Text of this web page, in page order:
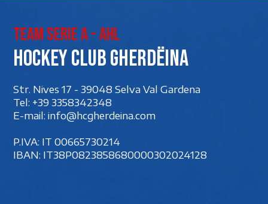
Team Serie A - AHL
Hockey club Gherdëina
Str. Nives 17 - 39048 Selva Val Gardena
Tel: +39 3358342348
E-mail: info@hcgherdeina.com
P.IVA: IT 00‍665730214
IBAN: IT38P0823858680000302024128